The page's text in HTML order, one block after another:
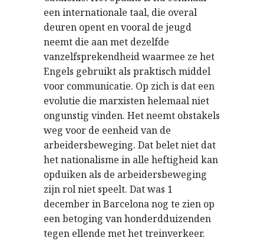
een internationale taal, die overal
deuren opent en vooral de jeugd
neemt die aan met dezelfde
vanzelfsprekendheid waarmee ze het
Engels gebruikt als praktisch middel
voor communicatie. Op zich is dat een
evolutie die marxisten helemaal niet
ongunstig vinden. Het neemt obstakels
weg voor de eenheid van de
arbeidersbeweging. Dat belet niet dat
het nationalisme in alle heftigheid kan
opduiken als de arbeidersbeweging
zijn rol niet speelt. Dat was 1
december in Barcelona nog te zien op
een betoging van honderdduizenden
tegen ellende met het treinverkeer.